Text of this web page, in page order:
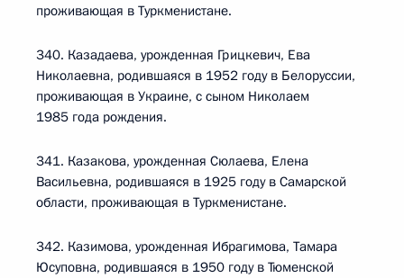
проживающая в Туркменистане.
340. Казадаева, урожденная Грицкевич, Ева
Николаевна, родившаяся в 1952 году в Белоруссии,
проживающая в Украине, с сыном Николаем
1985 года рождения.
341. Казакова, урожденная Сюлаева, Елена
Васильевна, родившаяся в 1925 году в Самарской
области, проживающая в Туркменистане.
342. Казимова, урожденная Ибрагимова, Тамара
Юсуповна, родившаяся в 1950 году в Тюменской